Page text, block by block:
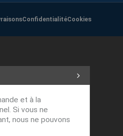
ConfidentialitéCookies
et à la
Si vous ne
nous ne pouvons